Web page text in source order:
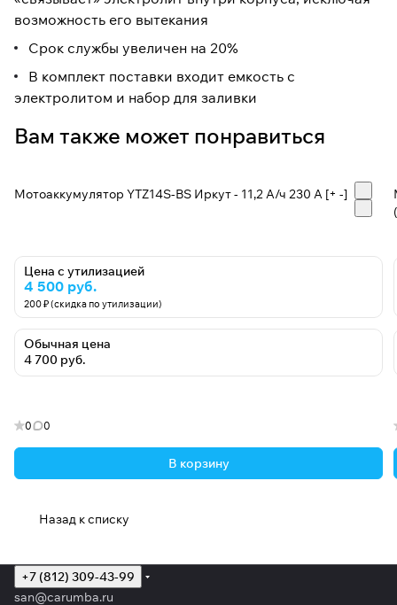
возможность его вытекания
Срок службы увеличен на 20%
В комплект поставки входит емкость с
электролитом и набор для заливки
Вам также может понравиться
Мотоаккумулятор YTZ14S-BS Иркут - 11,2 А/ч 230 A [+ -]
Цена с утилизацией
4 500 руб.
200 ₽ (скидка по утилизации)
Обычная цена
4 700 руб.
0 0
В корзину
Назад к списку
+7 (812) 309-43-99
san@carumba.ru